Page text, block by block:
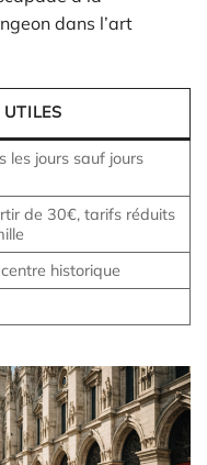
dans l’art
les jours sauf jours
de 30€, tarifs réduits
historique